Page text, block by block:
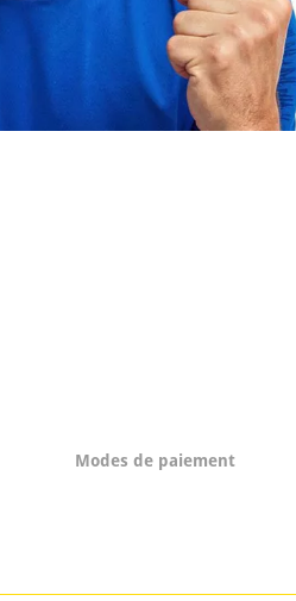
Modes de paiement